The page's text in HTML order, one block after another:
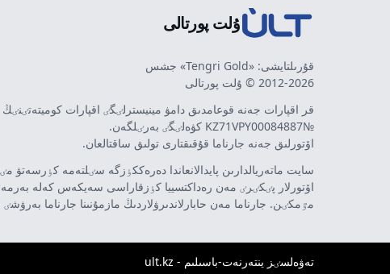
ۇلت پورتالى
قۇرىلتايشى: «Tengri Gold» جشس
2012-2026 © ۇلت پورتالى
قر اقپارات جەنە قوعامدىق دامۋ مينيسترلٸگٸ اقپارات كوميتەتٸنٸڭ
№KZ71VPY00084887 كۋەلٸگٸ بەرٸلگەن.
اۆتورلىق جەنە جارناما قۇقىقتارى تولىق ساقتالعان.
سايت ماتەريالدارىن پايدالانعاندا دەرەككٶزگە سٸلتەمە كٶرسەتۋ
اۆتورلار پٸكٸرٸ مەن رەداكتسييا كٶزقاراسى سەيكەس كەلە
مٷمكٸن. جارناما مەن حابارلاندىرۋلاردىڭ مازمۇنىنا جارناما بەرۋشٸ
تەۋەلسٸز ينتەرنەت-باسىلىم - ult.kz